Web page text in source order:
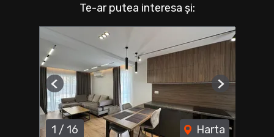
Te-ar putea interesa și:
1 / 16 Harta
Previous Next